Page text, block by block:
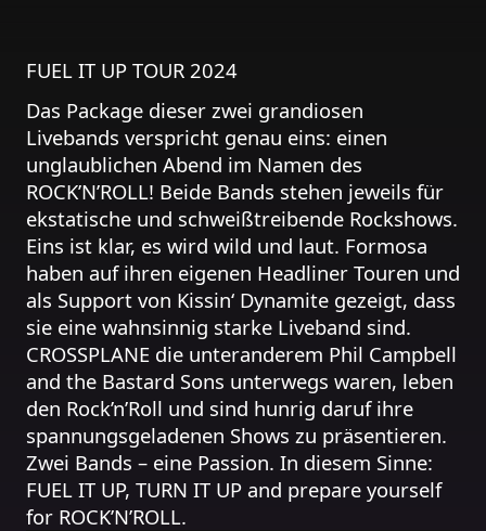
FUEL IT UP TOUR 2024
Das Package dieser zwei grandiosen
Livebands verspricht genau eins: einen
unglaublichen Abend im Namen des
ROCK’N’ROLL! Beide Bands stehen jeweils für
ekstatische und schweißtreibende Rockshows.
Eins ist klar, es wird wild und laut. Formosa
haben auf ihren eigenen Headliner Touren und
als Support von Kissin‘ Dynamite gezeigt, dass
sie eine wahnsinnig starke Liveband sind.
CROSSPLANE die unteranderem Phil Campbell
and the Bastard Sons unterwegs waren, leben
den Rock’n’Roll und sind hunrig daruf ihre
spannungsgeladenen Shows zu präsentieren.
Zwei Bands – eine Passion. In diesem Sinne:
FUEL IT UP, TURN IT UP and prepare yourself
for ROCK’N’ROLL.